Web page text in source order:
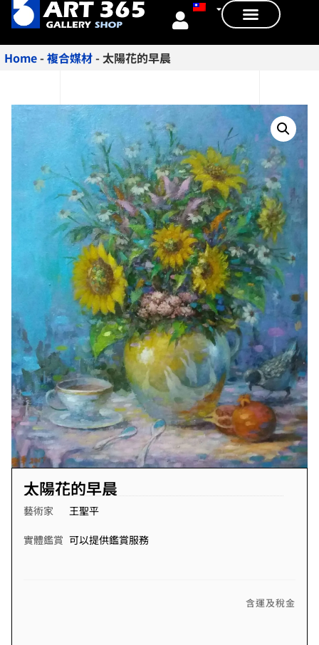
Home-複合媒材- 太陽花的早晨
太陽花的早晨
藝術家 王聖平
實體鑑賞 可以提供鑑賞服務
含運及稅金